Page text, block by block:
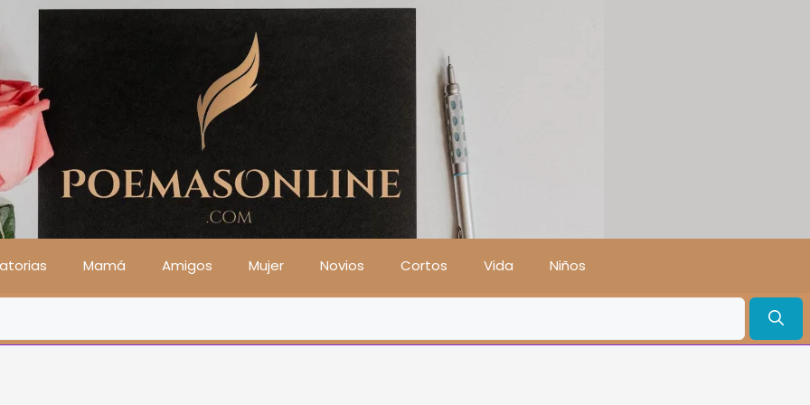
Mamá Amigos Mujer Novios Cortos Vida Niños